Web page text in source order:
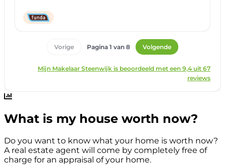
What is my house worth now?
Do you want to know what your home is worth now?
A real estate agent will come by completely free of
charge for an appraisal of your home.